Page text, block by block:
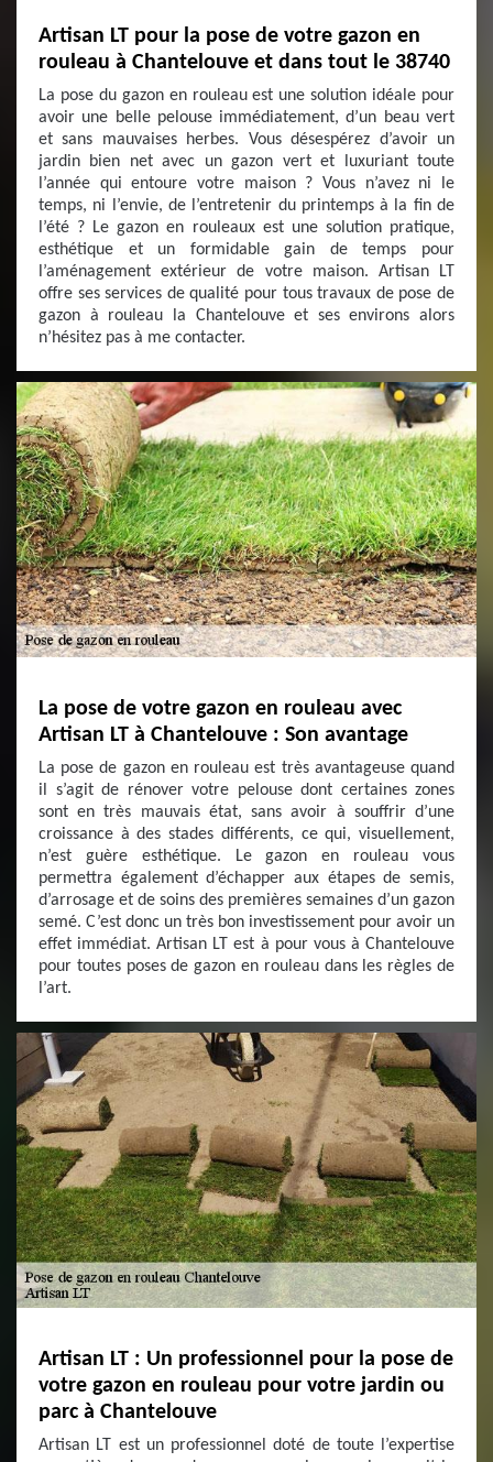
Artisan LT pour la pose de votre gazon en
rouleau à Chantelouve et dans tout le 38740
La pose du gazon en rouleau est une solution idéale pour
avoir une belle pelouse immédiatement, d’un beau vert
et sans mauvaises herbes. Vous désespérez d’avoir un
jardin bien net avec un gazon vert et luxuriant toute
l’année qui entoure votre maison ? Vous n’avez ni le
temps, ni l’envie, de l’entretenir du printemps à la fin de
l’été ? Le gazon en rouleaux est une solution pratique,
esthétique et un formidable gain de temps pour
l’aménagement extérieur de votre maison. Artisan LT
offre ses services de qualité pour tous travaux de pose de
gazon à rouleau la Chantelouve et ses environs alors
n’hésitez pas à me contacter.
La pose de votre gazon en rouleau avec
Artisan LT à Chantelouve : Son avantage
La pose de gazon en rouleau est très avantageuse quand
il s’agit de rénover votre pelouse dont certaines zones
sont en très mauvais état, sans avoir à souffrir d’une
croissance à des stades différents, ce qui, visuellement,
n’est guère esthétique. Le gazon en rouleau vous
permettra également d’échapper aux étapes de semis,
d’arrosage et de soins des premières semaines d’un gazon
semé. C’est donc un très bon investissement pour avoir un
effet immédiat. Artisan LT est à pour vous à Chantelouve
pour toutes poses de gazon en rouleau dans les règles de
l’art.
Artisan LT : Un professionnel pour la pose de
votre gazon en rouleau pour votre jardin ou
parc à Chantelouve
Artisan LT est un professionnel doté de toute l’expertise